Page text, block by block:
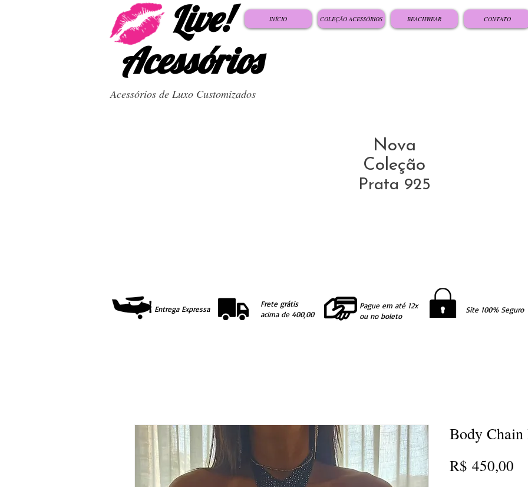
Live!
Acessórios
INÍCIO COLEÇÃO ACESSÓRIOS BEACHWEAR CONTATO
Acessórios de Luxo Customizados
Nova
Coleção
Prata 925
Entrega Expressa
Frete grátis
acima de 400,00
Pague em até 12x
ou no boleto
Site 100% Seguro
Body Chain
R$ 450,00